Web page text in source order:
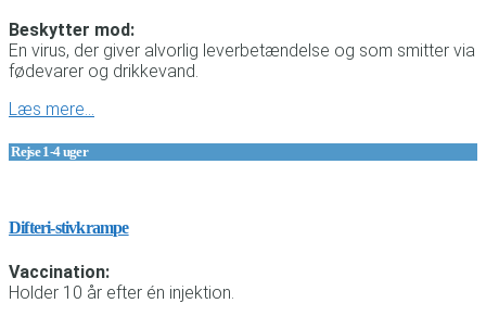
Beskytter mod:
En virus, der giver alvorlig leverbetændelse og som smitter via
fødevarer og drikkevand.
Læs mere…
Rejse 1-4 uger
Difteri-stivkrampe
Vaccination:
Holder 10 år efter én injektion.